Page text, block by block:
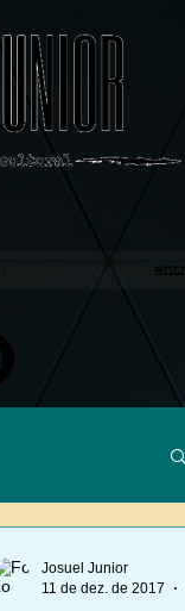
Josuel Junior
11 de dez. de 2017